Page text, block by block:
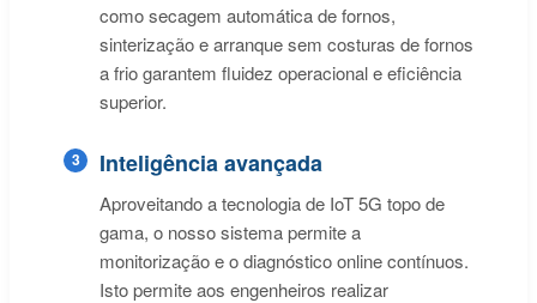
como secagem automática de fornos,
sinterização e arranque sem costuras de fornos
a frio garantem fluidez operacional e eficiência
superior.
3 Inteligência avançada
Aproveitando a tecnologia de IoT 5G topo de
gama, o nosso sistema permite a
monitorização e o diagnóstico online contínuos.
Isto permite aos engenheiros realizar